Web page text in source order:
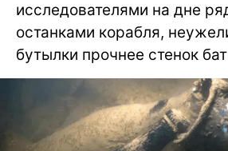
исследователями на дне
останками корабля,
бутылки прочнее стенок